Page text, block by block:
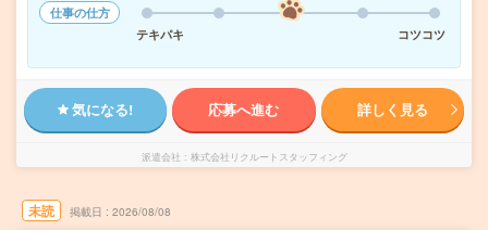
仕事の仕方
テキパキ
コツコツ
気になる! 応募へ進む 詳しく見る
派遣会社 株式会社リクルートスタッフィング
未読 掲載日 2026/08/08